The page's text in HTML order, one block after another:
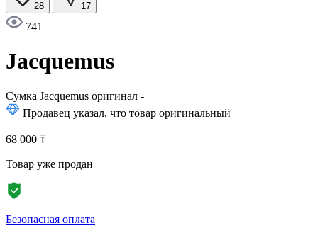
28 17
741
Jacquemus
Сумка Jacquemus оригинал -
Продавец указал, что товар оригинальный
68 000 ₸
Товар уже продан
Безопасная оплата